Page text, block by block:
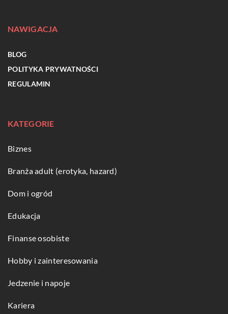
NAWIGACJA
BLOG
POLITYKA PRYWATNOŚCI
REGULAMIN
KATEGORIE
Biznes
Branża adult (erotyka, hazard)
Dom i ogród
Edukacja
Finanse osobiste
Hobby i zainteresowania
Jedzenie i napoje
Kariera